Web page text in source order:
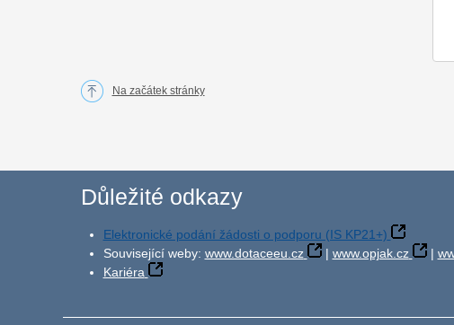
Na začátek stránky
Důležité odkazy
Elektronické podání žádosti o podporu (IS KP21+)
Související weby: www.dotaceeu.cz | www.opjak.cz |
Kariéra